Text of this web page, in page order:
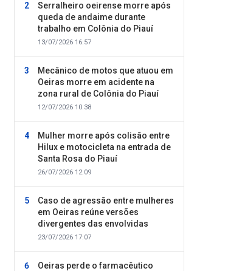
Serralheiro oeirense morre após
queda de andaime durante
trabalho em Colônia do Piauí
13/07/2026 16:57
Mecânico de motos que atuou em
Oeiras morre em acidente na
zona rural de Colônia do Piauí
12/07/2026 10:38
Mulher morre após colisão entre
Hilux e motocicleta na entrada de
Santa Rosa do Piauí
26/07/2026 12:09
Caso de agressão entre mulheres
em Oeiras reúne versões
divergentes das envolvidas
23/07/2026 17:07
Oeiras perde o farmacêutico